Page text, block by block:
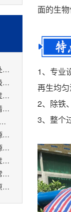
面的生
1、专业
再生均匀
2、除铁
3、整个